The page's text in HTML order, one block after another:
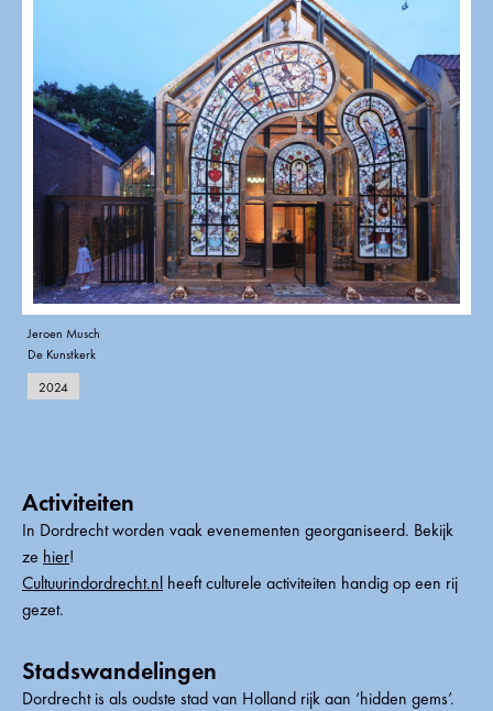
Jeroen Musch
De Kunstkerk
2024
Activiteiten
In Dordrecht worden vaak evenementen georganiseerd. Bekijk
ze hier!
Cultuurindordrecht.nl heeft culturele activiteiten handig op een rij
gezet.
Stadswandelingen
Dordrecht is als oudste stad van Holland rijk aan ‘hidden gems’.